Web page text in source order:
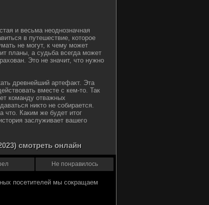
и весьма неоднозначная
в путешествие, которое
не могут, к чему может
планы, а судьба всегда может
Это не значит, что нужно
древнейший артефакт. Эта
вместе с кем-то. Так
команду отважных
никто не собирается.
что. Каким же будет итог
заслуживает вашего
смотреть онлайн
Не понравилось